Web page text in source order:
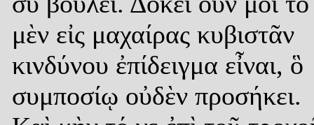
μὲν εἰς μαχαίρας κυβιστᾶν
κινδύνου ἐπίδειγμα εἶναι, ὃ
συμποσίῳ οὐδὲν προσήκει.